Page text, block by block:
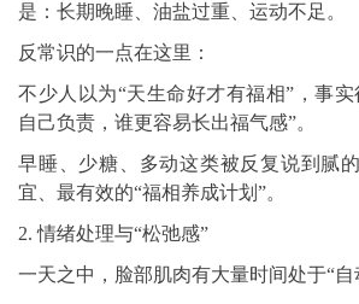
是：长期晚睡、油盐过重、运动不足。
反常识的一点在这里：
不少人以为“天生命好才有福相”，事
自己负责，谁更容易长出福气感”。
早睡、少糖、多动这类被反复说到腻
宜、最有效的“福相养成计划”。
2. 情绪处理与“松弛感”
一天之中，脸部肌肉有大量时间处于“自